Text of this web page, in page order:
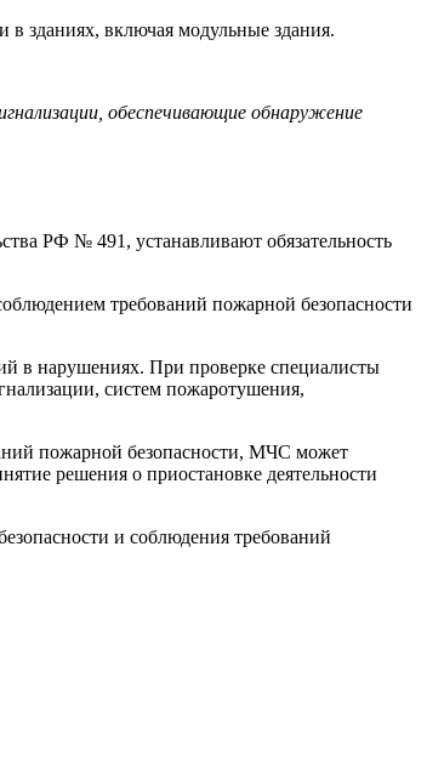
зданиях, включая модульные здания.
обеспечивающие обнаружение
РФ № 491, устанавливают обязательность
требований пожарной безопасности
в нарушениях. При проверке специалисты
систем пожаротушения,
пожарной безопасности, МЧС может
решения о приостановке деятельности
и соблюдения требований